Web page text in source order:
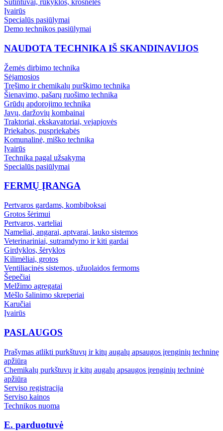
Šutintuvai, rūkyklos, krosnelės
Įvairūs
Specialūs pasiūlymai
Demo technikos pasiūlymai
NAUDOTA TECHNIKA IŠ SKANDINAVIJOS
Žemės dirbimo technika
Sėjamosios
Tręšimo ir chemikalų purškimo technika
Šienavimo, pašarų ruošimo technika
Grūdų apdorojimo technika
Javų, daržovių kombainai
Traktoriai, ekskavatoriai, vejapjovės
Priekabos, puspriekabės
Komunalinė, miško technika
Įvairūs
Technika pagal užsakymą
Specialūs pasiūlymai
FERMŲ ĮRANGA
Pertvaros gardams, kombiboksai
Grotos šėrimui
Pertvaros, varteliai
Nameliai, angarai, aptvarai, lauko sistemos
Veterinariniai, sutramdymo ir kiti gardai
Girdyklos, šėryklos
Kilimėliai, grotos
Ventiliacinės sistemos, užuolaidos fermoms
Šepečiai
Melžimo agregatai
Mėšlo šalinimo skreperiai
Karučiai
Įvairūs
PASLAUGOS
Prašymas atlikti purkštuvų ir kitų augalų apsaugos įrenginių techninę
apžiūrą
Chemikalų purkštuvų ir kitų augalų apsaugos įrenginių techninė
apžiūra
Serviso registracija
Serviso kainos
Technikos nuoma
E. parduotuvė